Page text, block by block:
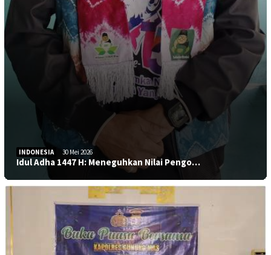
INDONESIA 30 Mei 2026
Idul Adha 1447 H: Meneguhkan Nilai Pengo…